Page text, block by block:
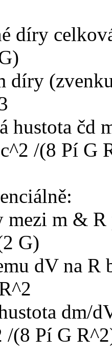
díry
díry
hustota čd
/(8 Pí G
mezi m &
G)
dV na
dm/
(8 Pí G